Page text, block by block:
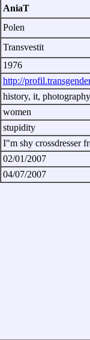
AniaT
Polen
Transvestit
1976
http://
history, it, photography
women
stupidity
I"m shy crossdresser
02/01/2007
04/07/2007